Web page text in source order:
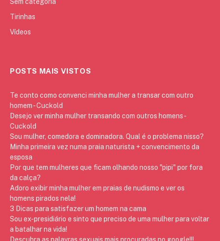
Tirinhas
Vídeos
POSTS MAIS VISTOS
Te conto como convenci minha mulher a transar com outro
homem - Cuckold
Desejo ver minha mulher transando com outros homens -
Cuckold
Sou mulher, comedora e dominadora. Qual é o problema nisso?
Minha primeira vez numa praia naturista + convencimento da
esposa
Por que tem mulheres que ficam olhando nosso "pipi" por fora
da calça?
Adoro exibir minha mulher em praias de nudismo e ver os
homens pirados nela!
3 Dicas para satisfazer um homem na cama
Sou ex-presidiário e sinto que preciso de uma mulher para voltar
a batalhar na vida!
Descubra as palavras sexuais mais procuradas no google!!!